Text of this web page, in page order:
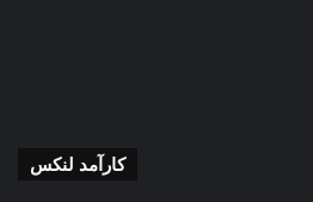
کارآمد لنکس